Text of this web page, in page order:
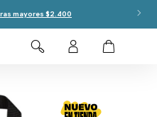
mayores $2.400